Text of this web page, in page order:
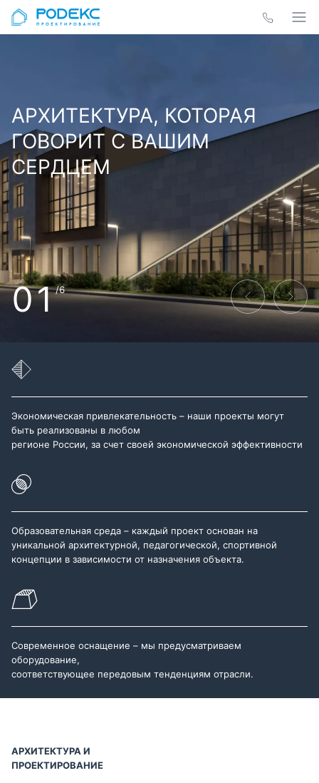
АРХИТЕКТУРА, КОТОРАЯ
ГОВОРИТ С ВАШИМ
СЕРДЦЕМ
01/6
Экономическая привлекательность – наши проекты могут
быть реализованы в любом
регионе России, за счет своей экономической эффективности
Образовательная среда – каждый проект основан на
уникальной архитектурной, педагогической, спортивной
концепции в зависимости от назначения объекта.
Современное оснащение – мы предусматриваем
оборудование,
соответствующее передовым тенденциям отрасли.
АРХИТЕКТУРА И
ПРОЕКТИРОВАНИЕ